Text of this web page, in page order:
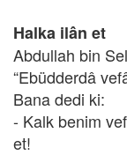
Halka ilân et
Abdullah bin
“Ebüdderdâ
Bana dedi ki:
- Kalk benim
et!